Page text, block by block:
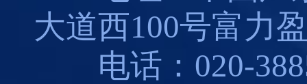
大道西100号富力
电话：020-